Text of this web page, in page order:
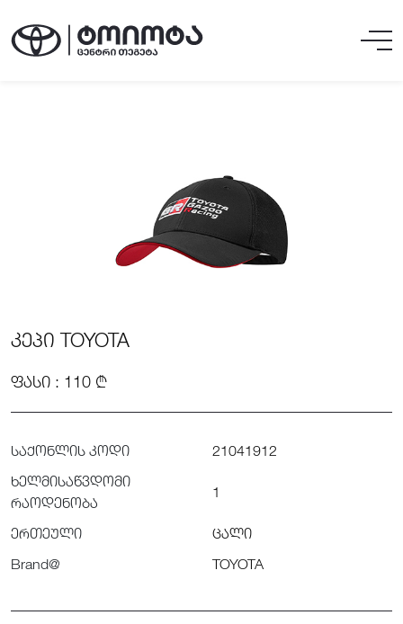
ᲙᲔᲞᲘ TOYOTA
ᲤᲐᲡᲘ : 110 ₾
საქონლის კოდი
21041912
ხელმისაწვდომი
რაოდენობა
1
ერთეული
ცალი
Brand@
TOYOTA